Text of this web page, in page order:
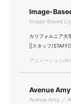
Image-
Image-Based
カリフォルニア
||スタッフ/
アニメーション/
Avenue Amy
Avenue Amy ／